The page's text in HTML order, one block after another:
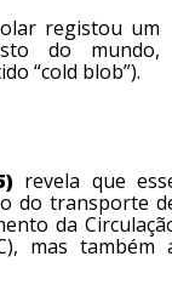
registou um
do mundo,
“cold blob”).
revela que
do transporte
da
mas também